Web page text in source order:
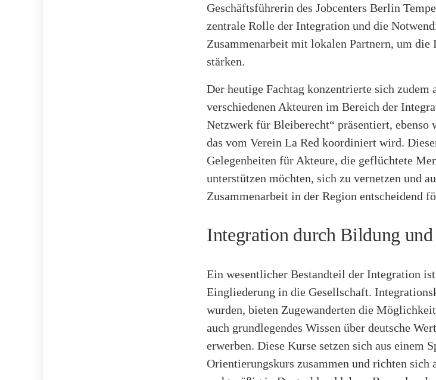
Geschäftsführerin des Jobcenters Berlin
zentrale Rolle der Integration und die
Zusammenarbeit mit lokalen Partnern, um die
stärken.
Der heutige Fachtag konzentrierte sich zudem
verschiedenen Akteuren im Bereich der
Netzwerk für Bleiberecht“ präsentiert, ebenso
das vom Verein La Red koordiniert wird.
Gelegenheiten für Akteure, die geflüchtete
unterstützen möchten, sich zu vernetzen und
Zusammenarbeit in der Region entscheidend
Integration durch Bildung und
Ein wesentlicher Bestandteil der Integration
Eingliederung in die Gesellschaft.
wurden, bieten Zugewanderten die
auch grundlegendes Wissen über deutsche
erwerben. Diese Kurse setzen sich aus einem
Orientierungskurs zusammen und richten sich